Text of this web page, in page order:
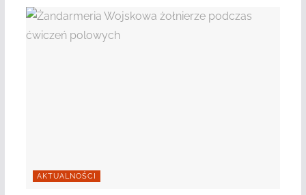
AKTUALNOŚCI